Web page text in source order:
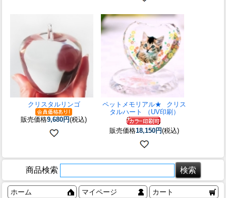
クリスタルリンゴ
販売価格9,680円(税込)
ペットメモリアル★
クリス
タルハート （UV印刷）
販売価格18,150円(税込)
商品検索
ホーム マイページ カート